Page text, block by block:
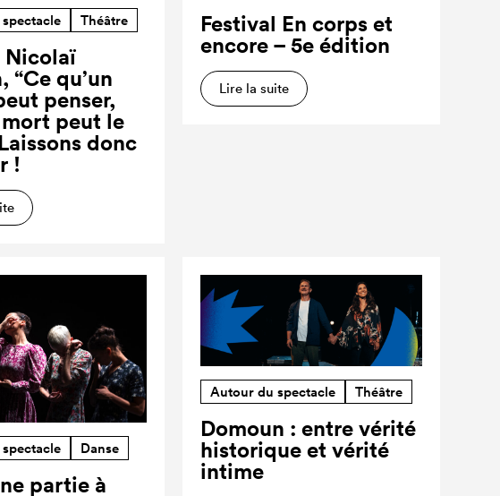
Théâtre
Nicolaï
“Ce qu’un
penser,
peut le
donc
!
Festival En corps et
encore – 5e édition
Lire la suite
Danse
partie à
Autour du spectacle Théâtre
Domoun : entre vérité
historique et vérité
intime